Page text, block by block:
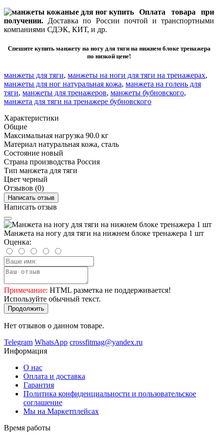
Оплата товара при
получении. Доставка по России почтой и транспортными
компаниями СДЭК, КИТ, и др.
Спешите купить манжету на ногу для тяги на нижнем блоке тренажера
по низкой цене!
манжеты для тяги, манжеты на ноги для тяги на тренажерах,
манжеты для ног натуральная кожа, манжета на голень для
тяги, манжеты для тренажеров, манжеты бубновского,
манжета для тяги на тренажере бубновского
Характеристики
Общие
Максимальная нагрузка 90.0 кг
Материал натуральная кожа, сталь
Состояние новый
Страна производства Россия
Тип манжета для тяги
Цвет черный
Отзывов (0)
Написать отзыв
Написать отзыв
Манжета на ногу для тяги на нижнем блоке тренажера 1 шт
Оценка:
Примечание: HTML разметка не поддерживается!
Используйте обычный текст.
Продолжить
Нет отзывов о данном товаре.
Telegram WhatsApp crossfitmag@yandex.ru
Информация
О нас
Оплата и доставка
Гарантия
Политика конфиденциальности и пользовательское
соглашение
Мы на Маркетплейсах
Время работы